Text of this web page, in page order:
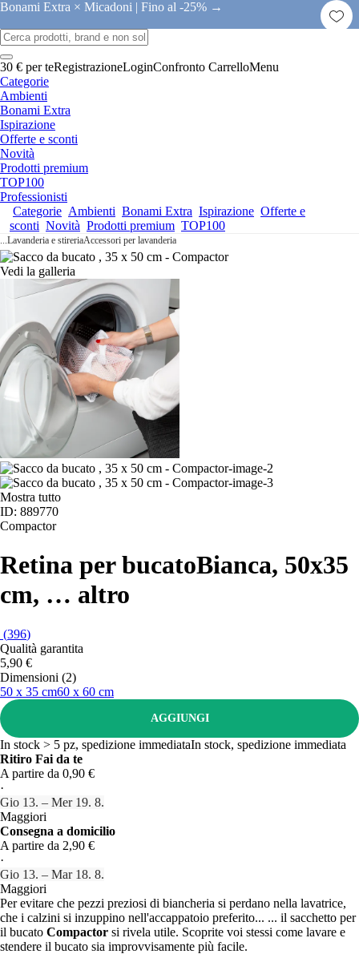
Bonami Extra × Micadoni | Fino al -25% →
30 € per teRegistrazioneLoginConfronto CarrelloMenu
Categorie
Ambienti
Bonami Extra
Ispirazione
Offerte e sconti
Novità
Prodotti premium
TOP100
Professionisti
Categorie Ambienti Bonami Extra Ispirazione Offerte e
sconti Novità Prodotti premium TOP100
...Lavanderia e stireriaAccessori per lavanderia
Vedi la galleria
Mostra tutto
ID: 889770
Compactor
Retina per bucatoBianca, 50x35
cm, … altro
(396)
Qualità garantita
5,90 €
Dimensioni (2)
50 x 35 cm60 x 60 cm
AGGIUNGI
In stock > 5 pz, spedizione immediataIn stock, spedizione immediata
Ritiro Fai da te
A partire da 0,90 €
·
Gio 13. – Mer 19. 8.
Maggiori
Consegna a domicilio
A partire da 2,90 €
·
Gio 13. – Mar 18. 8.
Maggiori
Per evitare che pezzi preziosi di biancheria si perdano nella lavatrice,
che i calzini si inzuppino nell'accappatoio preferito... ... il sacchetto per
il bucato Compactor si rivela utile. Scoprite voi stessi come lavare e
stendere il bucato sia improvvisamente più facile.